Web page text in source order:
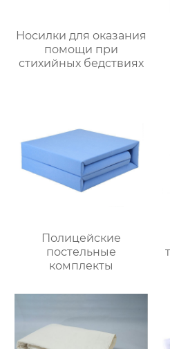
Носилки для оказания
помощи при
стихийных бедствиях
Полицейские
постельные
комплекты